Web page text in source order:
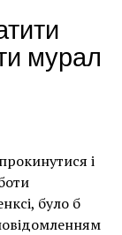
свою часть
в Moderna
еще один
выяснили,
1935 года
и третью
отыскать
мурал
і
було б